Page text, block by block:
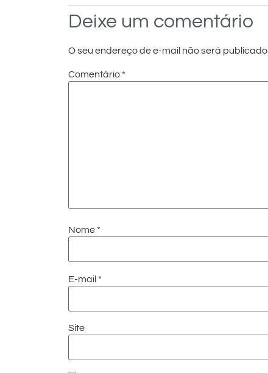
Deixe um comentário
O seu endereço de e-mail não será publicado.
Comentário *
Nome *
E-mail *
Site